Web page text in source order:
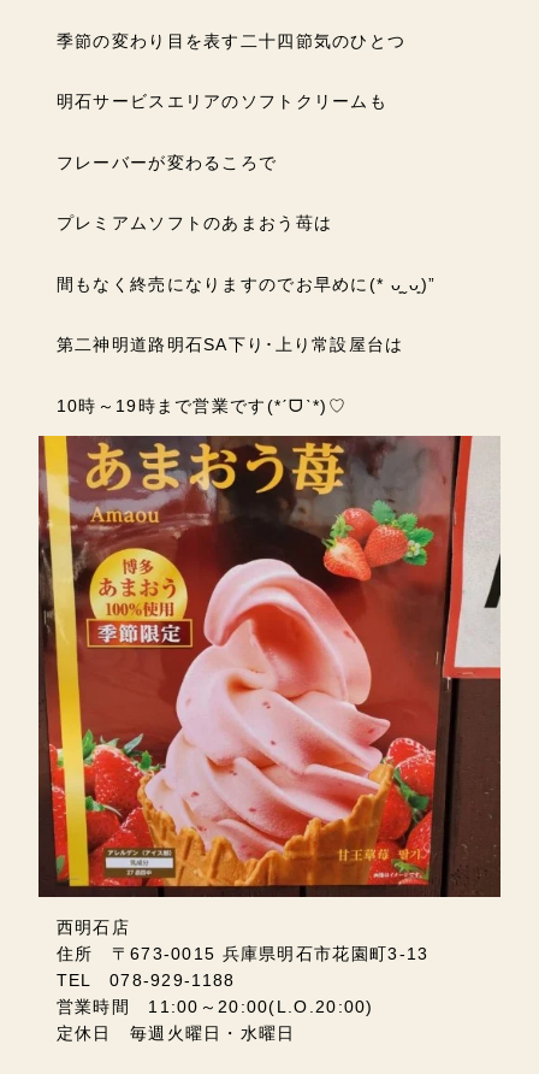
季節の変わり目を表す二十四節気のひとつ
明石サービスエリアのソフトクリームも
フレーバーが変わるころで
プレミアムソフトのあまおう苺は
間もなく終売になりますのでお早めに(* ᴗ͈ˬᴗ͈)”
第二神明道路明石SA下り･上り常設屋台は
10時～19時まで営業です(*ˊᗜˋ*)♡
西明石店
住所 〒673-0015 兵庫県明石市花園町3-13
TEL 078-929-1188
営業時間 11:00～20:00(L.O.20:00)
定休日 毎週火曜日・水曜日